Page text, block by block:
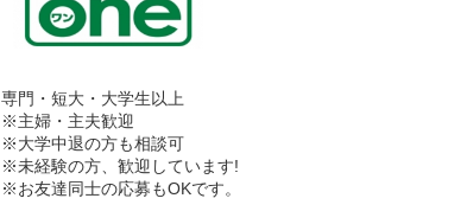
専門・短大・大学生以上
※主婦・主夫歓迎
※大学中退の方も相談可
※未経験の方、歓迎しています!
※お友達同士の応募もOKです。